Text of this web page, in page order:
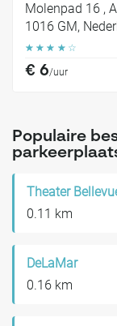
Molenpad 16 ,
1016 GM,
☆ ☆ ☆ ☆ ☆
€ 6/uur
Populaire
Theater
0.11 km
DeLaMar
0.16 km